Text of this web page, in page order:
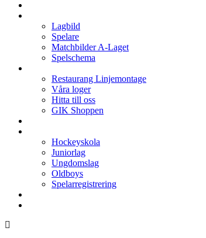
Lagbild
Spelare
Matchbilder A-Laget
Spelschema
Restaurang Linjemontage
Våra loger
Hitta till oss
GIK Shoppen
Hockeyskola
Juniorlag
Ungdomslag
Oldboys
Spelarregistrering